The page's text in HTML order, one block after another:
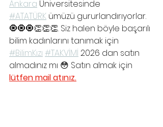
Ankara Üniversitesinde
#ATATÜRK ümüzü gururlandırıyorlar.
🧿🧿🧿👏👏👏. Siz halen böyle başarılı
bilim kadınlarını tanımak için
#BilimKızı #TAKVİMİ 2026 dan satın
almadınız mı 😳 Satın almak için
lütfen mail atınız.